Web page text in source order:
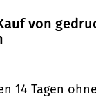
von
14 Tagen